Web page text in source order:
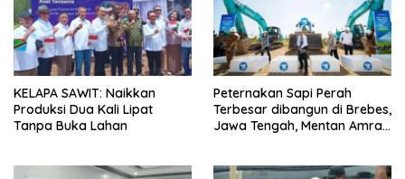
KELAPA SAWIT: Naikkan
Produksi Dua Kali Lipat
Tanpa Buka Lahan
Peternakan Sapi Perah
Terbesar dibangun di Brebes,
Jawa Tengah, Mentan Amran